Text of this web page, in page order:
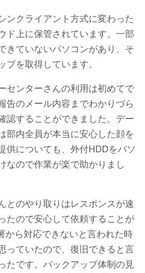
ンクライアント方式に変わった
ド上に保管されています。一部
きていないパソコンがあり、そ
プを取得しています。
センターさんの利用は初めてで
告のメール内容までわかりづら
認することができました。デー
部内全員が本当に安心した顔を
供についても、外付HDDをパソ
なので作業が楽で助かりまし
とのやり取りはレスポンスが速
たので安心して依頼することが
から対応できないと言われた時
っていたので、復旧できると言
たです。バックアップ体制の見